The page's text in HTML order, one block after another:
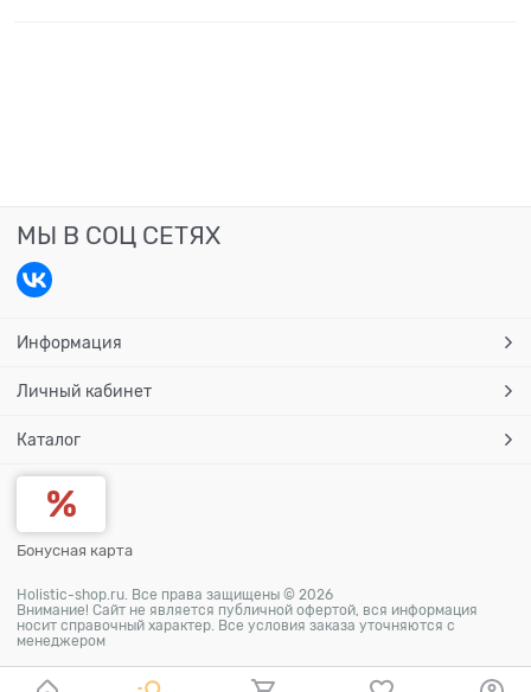
МЫ В СОЦ СЕТЯХ
Информация
Личный кабинет
Каталог
Бонусная карта
Holistic-shop.ru. Все права защищены © 2026
Внимание! Сайт не является публичной офертой, вся информация
носит справочный характер. Все условия заказа уточняются с
менеджером